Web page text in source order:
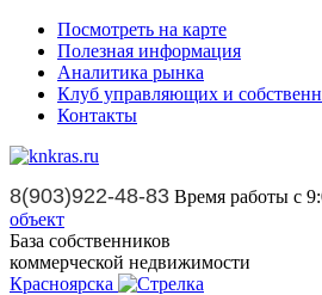
Посмотреть на карте
Полезная информация
Аналитика рынка
Клуб управляющих и
Контакты
8(903)922-48-83 Время работы с
объект
База собственников
коммерческой недвижимости
Красноярска